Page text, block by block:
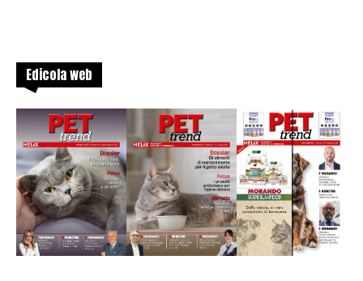
Edicola web